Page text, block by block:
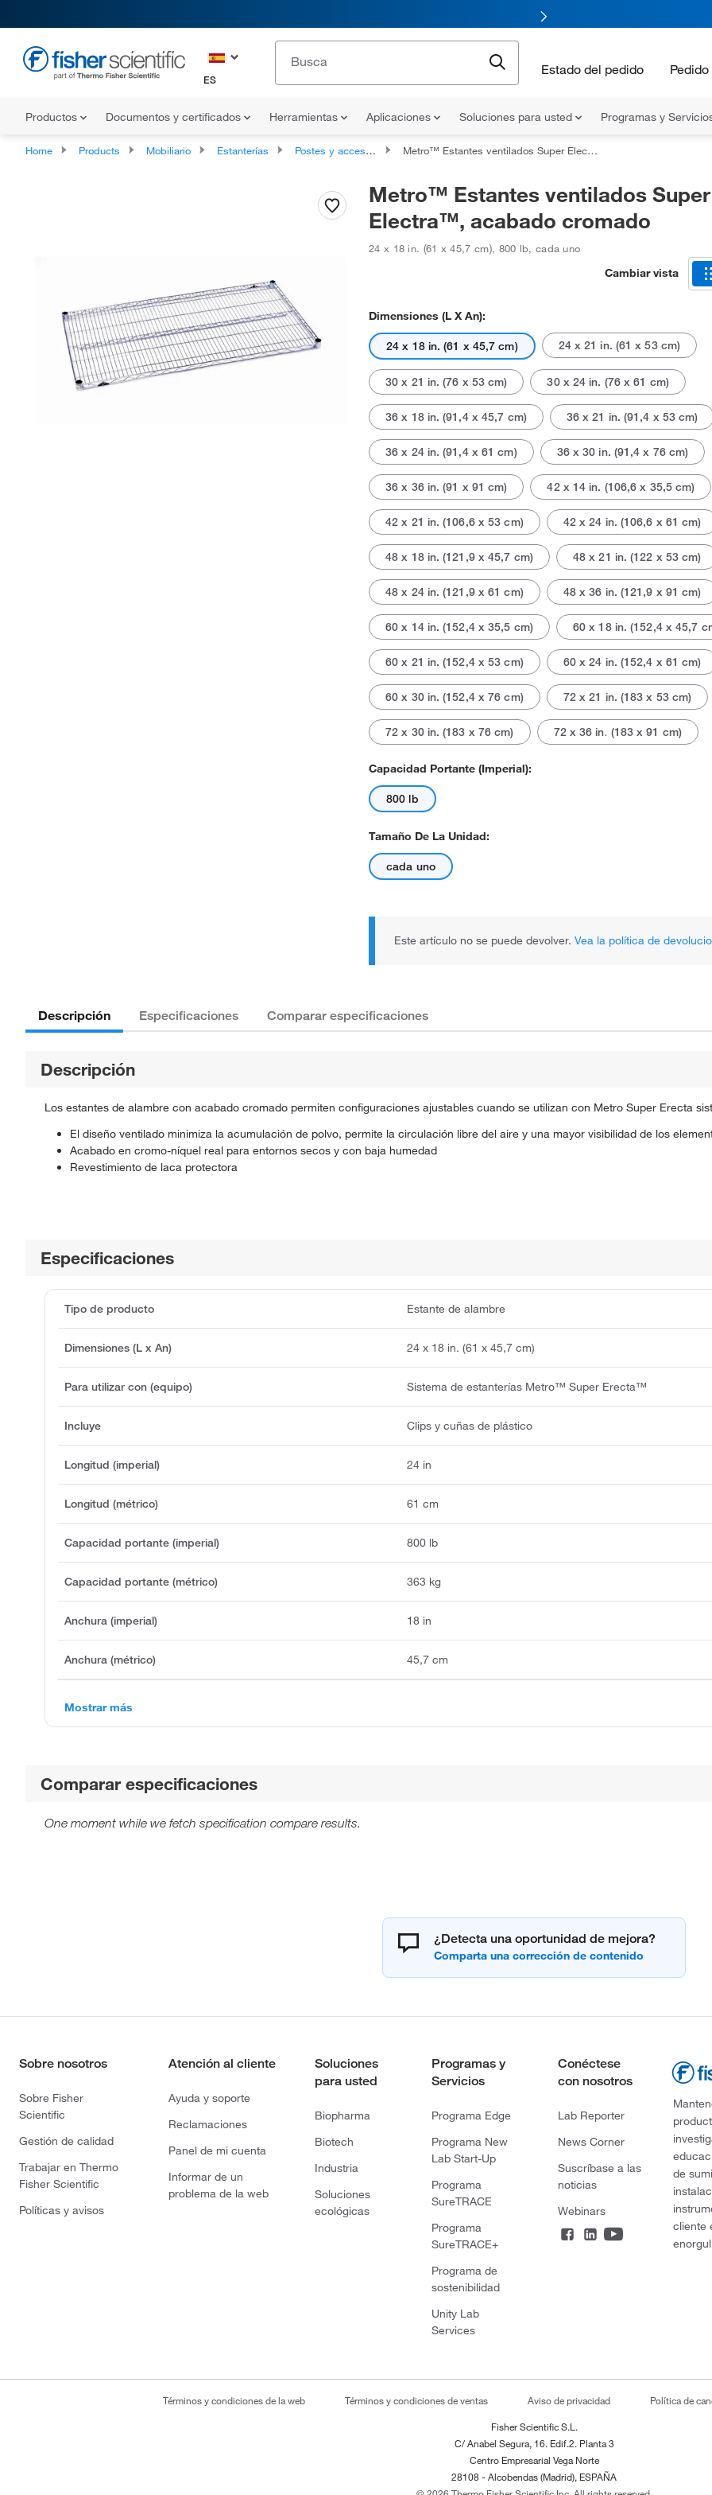
ES
Estado del pedido
Productos Documentos y certificados Herramientas Aplicaciones Soluciones para usted Programas y
Home Products Mobiliario Estanterías Postes y accesorios para estanterías Metro™ Estantes ventilados Super Electra™, acabado cromado
Metro™ Estantes ventilados Super
Electra™, acabado cromado
24 x 18 in. (61 x 45,7 cm), 800 lb, cada uno
Cambiar vista
Dimensiones (L X An):
24 x 18 in. (61 x 45,7 cm) 24 x 21 in. (61 x 53 cm)
30 x 21 in. (76 x 53 cm) 30 x 24 in. (76 x 61 cm)
36 x 18 in. (91,4 x 45,7 cm) 36 x 21 in. (91,4 x 53 cm)
36 x 24 in. (91,4 x 61 cm) 36 x 30 in. (91,4 x 76 cm)
36 x 36 in. (91 x 91 cm) 42 x 14 in. (106,6 x 35,5 cm)
42 x 21 in. (106,6 x 53 cm) 42 x 24 in. (106,6 x 61 cm)
48 x 18 in. (121,9 x 45,7 cm) 48 x 21 in. (122 x 53 cm)
48 x 24 in. (121,9 x 61 cm) 48 x 36 in. (121,9 x 91 cm)
60 x 14 in. (152,4 x 35,5 cm) 60 x 18 in. (152,4 x 45,7
60 x 21 in. (152,4 x 53 cm) 60 x 24 in. (152,4 x 61 cm)
60 x 30 in. (152,4 x 76 cm) 72 x 21 in. (183 x 53 cm)
72 x 30 in. (183 x 76 cm) 72 x 36 in. (183 x 91 cm)
Capacidad Portante (imperial):
800 lb
Tamaño De La Unidad:
cada uno
Este artículo no se puede devolver. Vea la política de
Descripción Especificaciones Comparar especificaciones
Descripción
Los estantes de alambre con acabado cromado permiten configuraciones ajustables cuando se utilizan con Metro Super Erecta
El diseño ventilado minimiza la acumulación de polvo, permite la circulación libre del aire y una mayor visibilidad de los
Acabado en cromo-níquel real para entornos secos y con baja humedad
Revestimiento de laca protectora
Especificaciones
Tipo de producto Estante de alambre
Dimensiones (L x An) 24 x 18 in. (61 x 45,7 cm)
Para utilizar con (equipo) Sistema de estanterías Metro™ Super Erecta™
Incluye Clips y cuñas de plástico
Longitud (imperial) 24 in
Longitud (métrico) 61 cm
Capacidad portante (imperial) 800 lb
Capacidad portante (métrico) 363 kg
Anchura (imperial) 18 in
Anchura (métrico) 45,7 cm
Mostrar más
Comparar especificaciones
One moment while we fetch specification compare results.
¿Detecta una oportunidad de mejora?
Sobre nosotros
Sobre Fisher
Scientific
Gestión de calidad
Trabajar en Thermo
Fisher Scientific
Políticas y avisos
Atención al cliente
Ayuda y soporte
Reclamaciones
Panel de mi cuenta
Informar de un
problema de la web
Soluciones
para usted
Biopharma
Biotech
Industria
Soluciones
ecológicas
Programas y
Servicios
Programa Edge
Programa New
Lab Start-Up
Programa
SureTRACE
Programa
SureTRACE+
Programa de
sostenibilidad
Unity Lab
Services
Conéctese
con nosotros
Lab Reporter
News Corner
Suscríbase a las
noticias
Webinars
de
cliente
Términos y condiciones de la web Términos y condiciones de ventas Aviso de privacidad Política de
Fisher Scientific S.L.
C/ Anabel Segura, 16. Edif.2. Planta 3
Centro Empresarial Vega Norte
28108 - Alcobendas (Madrid), ESPAÑA